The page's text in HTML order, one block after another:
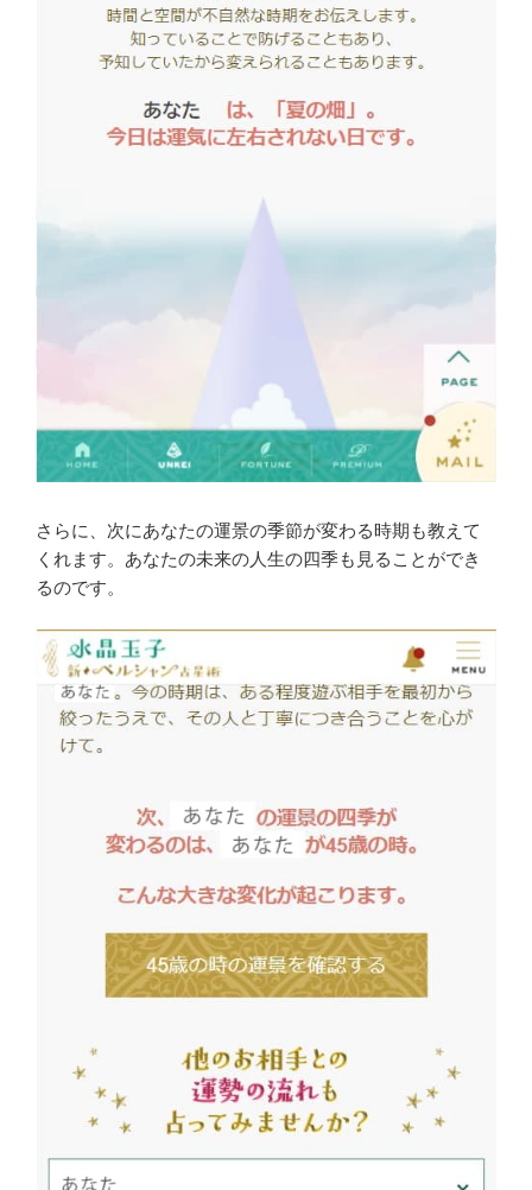
さらに、次にあなたの運景の季節が変わる時期も教えて
くれます。あなたの未来の人生の四季も見ることができ
るのです。